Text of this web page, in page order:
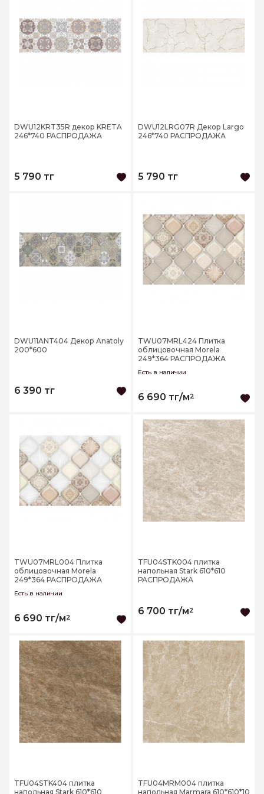
DWU12KRT35R декор KRETA
246*740 РАСПРОДАЖА
5 790 тг
DWU12LRG07R Декор Largo
246*740 РАСПРОДАЖА
5 790 тг
DWU11ANT404 Декор Anatoly
200*600
6 390 тг
TWU07MRL424 Плитка
облицовочная Morela
249*364 РАСПРОДАЖА
Есть в наличии
6 690 тг/м2
TWU07MRL004 Плитка
облицовочная Morela
249*364 РАСПРОДАЖА
Есть в наличии
6 690 тг/м2
TFU04STK004 плитка
напольная Stark 610*610
РАСПРОДАЖА
6 700 тг/м2
TFU04STK404 плитка
напольная Stark 610*610
TFU04MRM004 плитка
напольная Marmara 610*610*10